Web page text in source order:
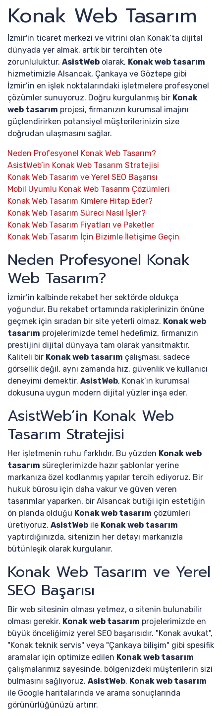
Konak Web Tasarım
İzmir'in ticaret merkezi ve vitrini olan Konak’ta dijital
dünyada yer almak, artık bir tercihten öte
zorunluluktur. AsistWeb olarak, Konak web tasarım
hizmetimizle Alsancak, Çankaya ve Göztepe gibi
İzmir’in en işlek noktalarındaki işletmelere profesyonel
çözümler sunuyoruz. Doğru kurgulanmış bir Konak
web tasarım projesi, firmanızın kurumsal imajını
güçlendirirken potansiyel müşterilerinizin size
doğrudan ulaşmasını sağlar.
Neden Profesyonel Konak Web Tasarım?
AsistWeb’in Konak Web Tasarım Stratejisi
Konak Web Tasarım ve Yerel SEO Başarısı
Mobil Uyumlu Konak Web Tasarım Çözümleri
Konak Web Tasarım Kimlere Hitap Eder?
Konak Web Tasarım Süreci Nasıl İşler?
Konak Web Tasarım Fiyatları ve Paketler
Konak Web Tasarım İçin Bizimle İletişime Geçin
Neden Profesyonel Konak
Web Tasarım?
İzmir’in kalbinde rekabet her sektörde oldukça
yoğundur. Bu rekabet ortamında rakiplerinizin önüne
geçmek için sıradan bir site yeterli olmaz. Konak web
tasarım projelerimizde temel hedefimiz, firmanızın
prestijini dijital dünyaya tam olarak yansıtmaktır.
Kaliteli bir Konak web tasarım çalışması, sadece
görsellik değil, aynı zamanda hız, güvenlik ve kullanıcı
deneyimi demektir. AsistWeb, Konak’ın kurumsal
dokusuna uygun modern dijital yüzler inşa eder.
AsistWeb’in Konak Web
Tasarım Stratejisi
Her işletmenin ruhu farklıdır. Bu yüzden Konak web
tasarım süreçlerimizde hazır şablonlar yerine
markanıza özel kodlanmış yapılar tercih ediyoruz. Bir
hukuk bürosu için daha vakur ve güven veren
tasarımlar yaparken, bir Alsancak butiği için estetiğin
ön planda olduğu Konak web tasarım çözümleri
üretiyoruz. AsistWeb ile Konak web tasarım
yaptırdığınızda, sitenizin her detayı markanızla
bütünleşik olarak kurgulanır.
Konak Web Tasarım ve Yerel
SEO Başarısı
Bir web sitesinin olması yetmez, o sitenin bulunabilir
olması gerekir. Konak web tasarım projelerimizde en
büyük önceliğimiz yerel SEO başarısıdır. "Konak avukat",
"Konak teknik servis" veya "Çankaya bilişim" gibi spesifik
aramalar için optimize edilen Konak web tasarım
çalışmalarımız sayesinde, bölgenizdeki müşterilerin sizi
bulmasını sağlıyoruz. AsistWeb, Konak web tasarım
ile Google haritalarında ve arama sonuçlarında
görünürlüğünüzü artırır.